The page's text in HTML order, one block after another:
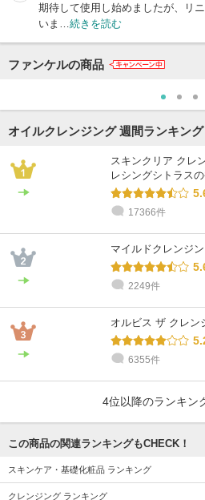
期待して使用し始めましたが、リ
いま… 続きを読む
ファンケルの商品
オイルクレンジング 週間ランキング
スキンクリア クレ
レシングシトラス
17366件
マイルドクレンジ
2249件
オルビス ザ クレン
6355件
4位以降のランキン
この商品の関連ランキングもCHECK！
スキンケア・基礎化粧品 ランキング
クレンジング ランキング